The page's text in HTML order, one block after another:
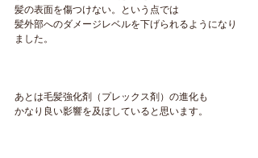
髪の表面を傷つけない。という点では
髪外部へのダメージレベルを下げられるようになり
ました。
あとは毛髪強化剤（プレックス剤）の進化も
かなり良い影響を及ぼしていると思います。